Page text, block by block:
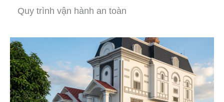
Quy trình vận hành an toàn